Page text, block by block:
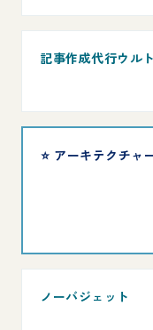
記事作成代行ウル
⭐ アーキテクチャ
ノーバジェット